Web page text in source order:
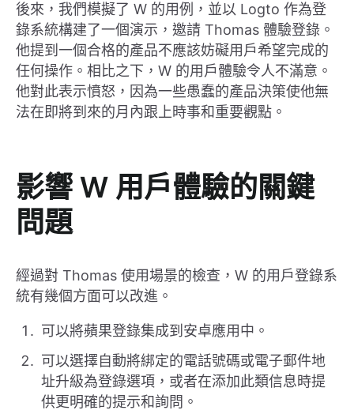
後來，我們模擬了 W 的用例，並以 Logto 作為登
錄系統構建了一個演示，邀請 Thomas 體驗登錄。
他提到一個合格的產品不應該妨礙用戶希望完成的
任何操作。相比之下，W 的用戶體驗令人不滿意。
他對此表示憤怒，因為一些愚蠢的產品決策使他無
法在即將到來的月內跟上時事和重要觀點。
影響 W 用戶體驗的關鍵
問題
經過對 Thomas 使用場景的檢查，W 的用戶登錄系
統有幾個方面可以改進。
可以將蘋果登錄集成到安卓應用中。
可以選擇自動將綁定的電話號碼或電子郵件地
址升級為登錄選項，或者在添加此類信息時提
供更明確的提示和詢問。